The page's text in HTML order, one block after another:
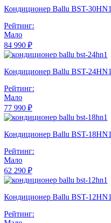
Кондиционер Ballu BST-30HN1
Рейтинг:
Мало
84 990 ₽
Кондиционер Ballu BST-24HN1
Рейтинг:
Мало
77 990 ₽
Кондиционер Ballu BST-18HN1
Рейтинг:
Мало
62 290 ₽
Кондиционер Ballu BST-12HN1
Рейтинг: